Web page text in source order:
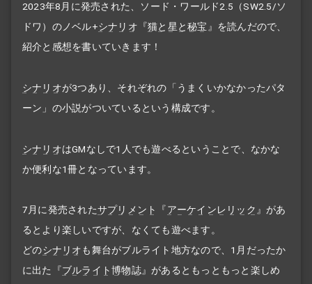
2023年8月に発売された、ソード・ワールド2.5（SW2.5/ソ
ドワ）のノベル+シナリオ 『猫と星と秘宝 』を読んだので、
紹介と感想を書いていきます！
シナリオが3つあり、それぞれの「うまくいかなかったパタ
ーン」の小説がついているという構成です。
シナリオはGMなしで1人でも遊べるということで、なかな
か便利な1冊となっています。
7月に発売されたサプリメント 『アーケインレリック 』があ
るとより楽しいですが、なくても遊べます。
どのシナリオも舞台がブルライト地方なので、1月だったか
に出た『ブルライト博物誌』があるともっともっと楽しめ